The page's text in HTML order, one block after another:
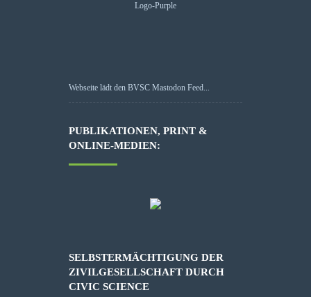
Webseite lädt den BVSC Mastodon Feed...
PUBLIKATIONEN, PRINT &
ONLINE-MEDIEN:
SELBSTERMÄCHTIGUNG DER
ZIVILGESELLSCHAFT DURCH
CIVIC SCIENCE